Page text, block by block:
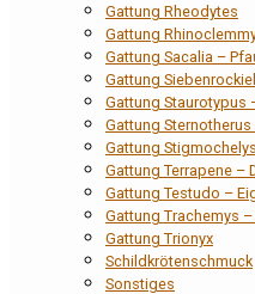
Gattung Rheodytes
Gattung
Gattung Sacalia –
Gattung
Gattung Staurotypus
Gattung
Gattung
Gattung Terrapene –
Gattung Testudo –
Gattung Trachemys
Gattung Trionyx
Schildkrötenschmuck
Sonstiges